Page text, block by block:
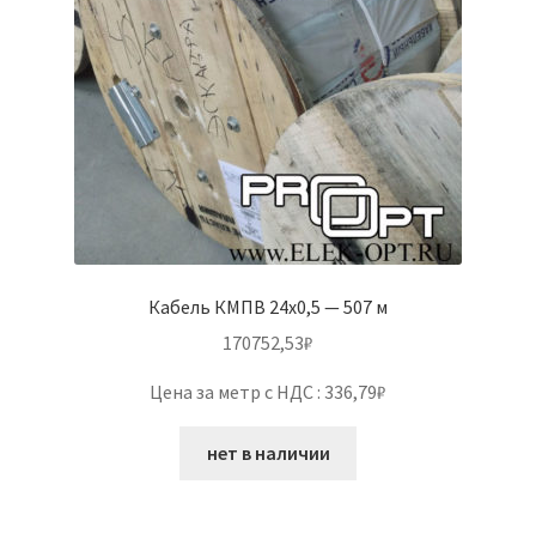
Кабель КМПВ 24х0,5 — 507 м
170752,53₽
Цена за метр с НДС : 336,79₽
нет в наличии